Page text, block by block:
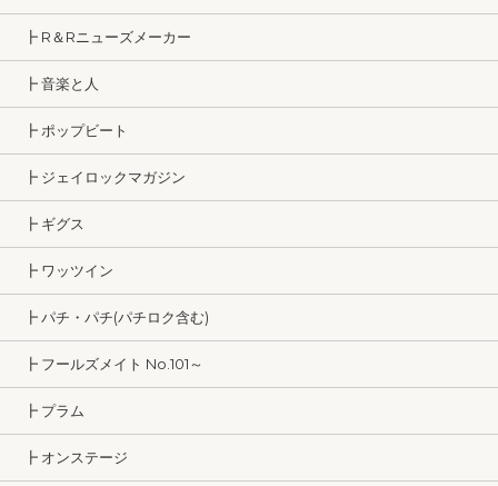
┣ R＆Rニューズメーカー
┣ 音楽と人
┣ ポップビート
┣ ジェイロックマガジン
┣ ギグス
┣ ワッツイン
┣ パチ・パチ(パチロク含む)
┣ フールズメイト No.101～
┣ プラム
┣ オンステージ